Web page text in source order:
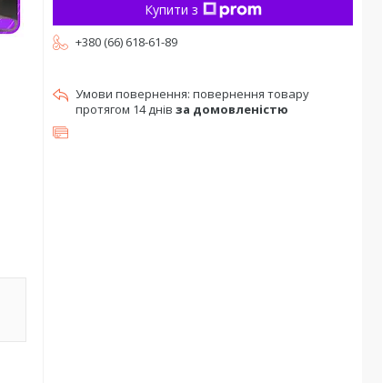
Купити з
+380 (66) 618-61-89
повернення товару
протягом 14 днів за домовленістю